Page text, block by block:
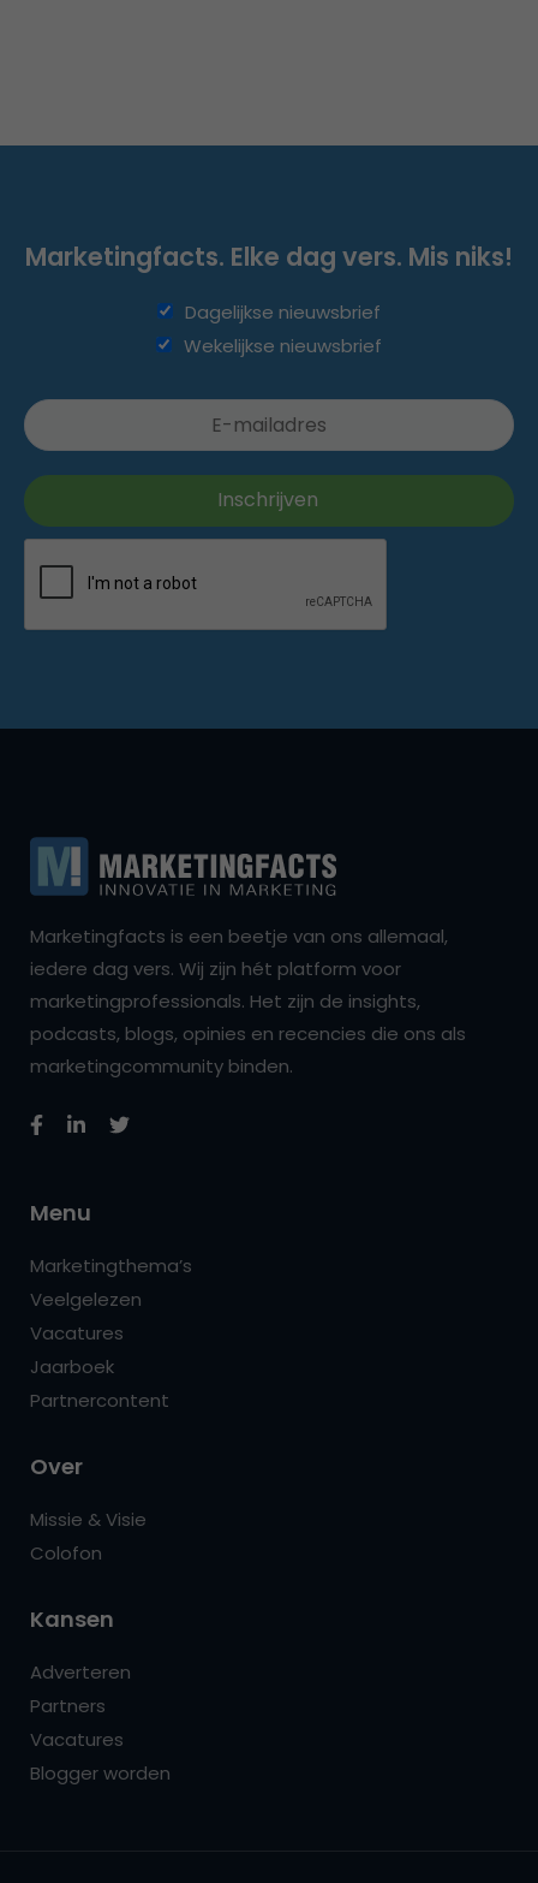
Marketingfacts. Elke dag vers. Mis niks!
Dagelijkse nieuwsbrief
Wekelijkse nieuwsbrief
Marketingfacts is een beetje van ons allemaal,
iedere dag vers. Wij zijn hét platform voor
marketingprofessionals. Het zijn de insights,
podcasts, blogs, opinies en recencies die ons als
marketingcommunity binden.
Menu
Marketingthema’s
Veelgelezen
Vacatures
Jaarboek
Partnercontent
Over
Missie & Visie
Colofon
Kansen
Adverteren
Partners
Vacatures
Blogger worden